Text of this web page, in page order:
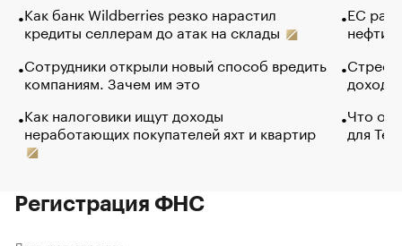
Как банк Wildberries резко нарастил
кредиты селлерам до атак на склады
Сотрудники открыли новый способ вредить
компаниям. Зачем им это
Как налоговики ищут доходы
неработающих покупателей яхт и квартир
ЕС
нефти
Что
для
Регистрация ФНС